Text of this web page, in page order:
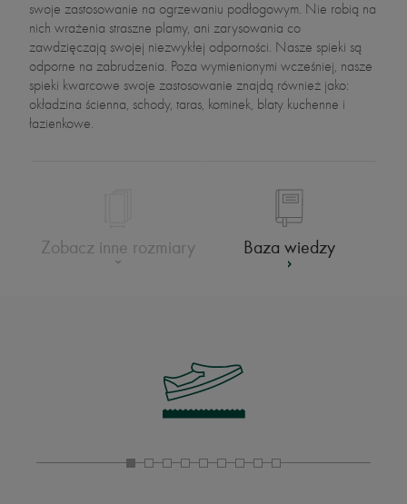
swoje zastosowanie na ogrzewaniu podłogowym. Nie robią na
nich wrażenia straszne plamy, ani zarysowania co
zawdzięczają swojej niezwykłej odporności. Nasze spieki są
odporne na zabrudzenia. Poza wymienionymi wcześniej, nasze
spieki kwarcowe swoje zastosowanie znajdą również jako:
okładzina ścienna, schody, taras, kominek, blaty kuchenne i
łazienkowe.
Zobacz inne rozmiary Baza wiedzy